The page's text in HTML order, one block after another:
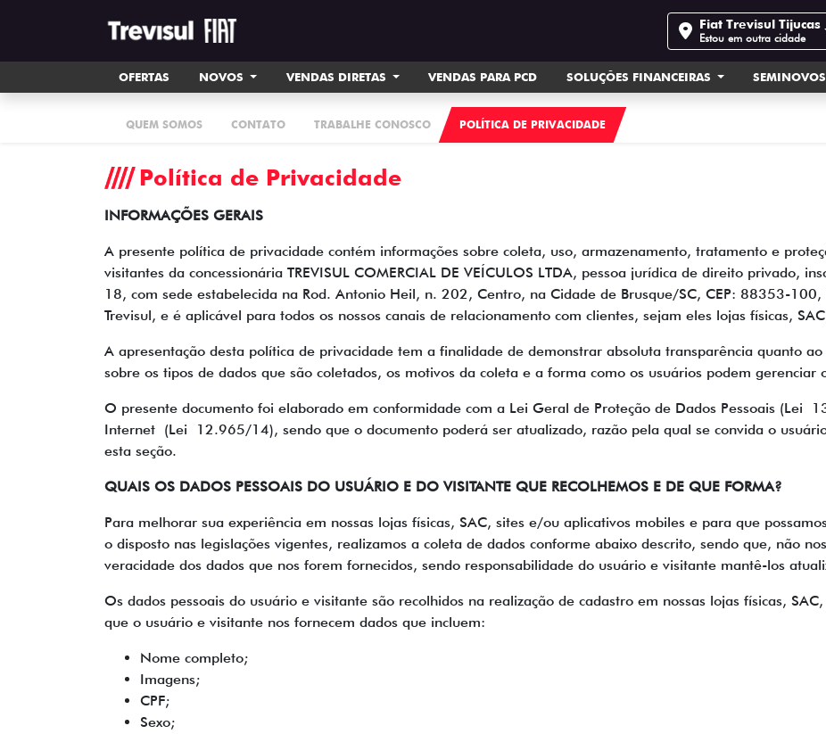
Fiat Trevisul Tijucas
Estou em outra cidade
OFERTAS NOVOS VENDAS DIRETAS VENDAS PARA PCD SOLUÇÕES FINANCEIRAS SEMINOVOS
QUEM SOMOS CONTATO TRABALHE CONOSCO POLÍTICA DE PRIVACIDADE
Política de Privacidade
INFORMAÇÕES GERAIS
A presente política de privacidade contém informações sobre coleta, uso, armazenamento, tratamento e
visitantes da concessionária TREVISUL COMERCIAL DE VEÍCULOS LTDA, pessoa jurídica de direito privado,
18, com sede estabelecida na Rod. Antonio Heil, n. 202, Centro, na Cidade de Brusque/SC, CEP: 88353-
Trevisul, e é aplicável para todos os nossos canais de relacionamento com clientes, sejam eles lojas físicas,
A apresentação desta política de privacidade tem a finalidade de demonstrar absoluta transparência quanto
sobre os tipos de dados que são coletados, os motivos da coleta e a forma como os usuários podem gerenciar
O presente documento foi elaborado em conformidade com a Lei Geral de Proteção de Dados Pessoais (Lei
Internet (Lei 12.965/14), sendo que o documento poderá ser atualizado, razão pela qual se convida o
esta seção.
QUAIS OS DADOS PESSOAIS DO USUÁRIO E DO VISITANTE QUE RECOLHEMOS E DE QUE FORMA?
Para melhorar sua experiência em nossas lojas físicas, SAC, sites e/ou aplicativos mobiles e para que
o disposto nas legislações vigentes, realizamos a coleta de dados conforme abaixo descrito, sendo que, não
veracidade dos dados que nos forem fornecidos, sendo responsabilidade do usuário e visitante mantê-los
Os dados pessoais do usuário e visitante são recolhidos na realização de cadastro em nossas lojas físicas,
que o usuário e visitante nos fornecem dados que incluem:
Nome completo;
Imagens;
CPF;
Sexo;